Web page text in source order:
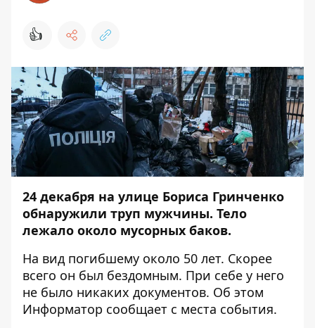
👍
24 декабря на улице Бориса Гринченко
обнаружили труп мужчины. Тело
лежало около мусорных баков.
На вид погибшему около 50 лет. Скорее
всего он был бездомным. При себе у него
не было никаких документов. Об этом
Информатор сообщает с места события.